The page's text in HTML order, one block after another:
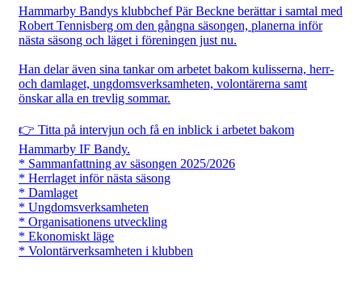
Hammarby Bandys klubbchef Pär Beckne berättar i samtal med
Robert Tennisberg om den gångna säsongen, planerna inför
nästa säsong och läget i föreningen just nu.
Han delar även sina tankar om arbetet bakom kulisserna, herr-
och damlaget, ungdomsverksamheten, volontärerna samt
önskar alla en trevlig sommar.
👉 Titta på intervjun och få en inblick i arbetet bakom
Hammarby IF Bandy.
* Sammanfattning av säsongen 2025/2026
* Herrlaget inför nästa säsong
* Damlaget
* Ungdomsverksamheten
* Organisationens utveckling
* Ekonomiskt läge
* Volontärverksamheten i klubben